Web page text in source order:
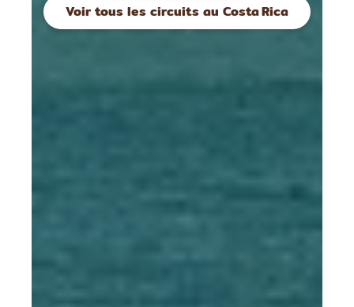
Voir tous les circuits au Costa Rica